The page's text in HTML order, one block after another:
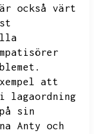
också värt
att
sin
Anty och